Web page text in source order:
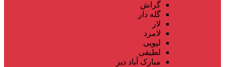
گراش
گله دار
لار
لامرد
لپویی
لطیفی
مبارک آباد دیز